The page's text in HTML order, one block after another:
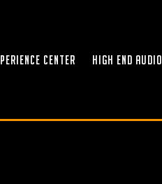
CENTER HIGH END AUDIO